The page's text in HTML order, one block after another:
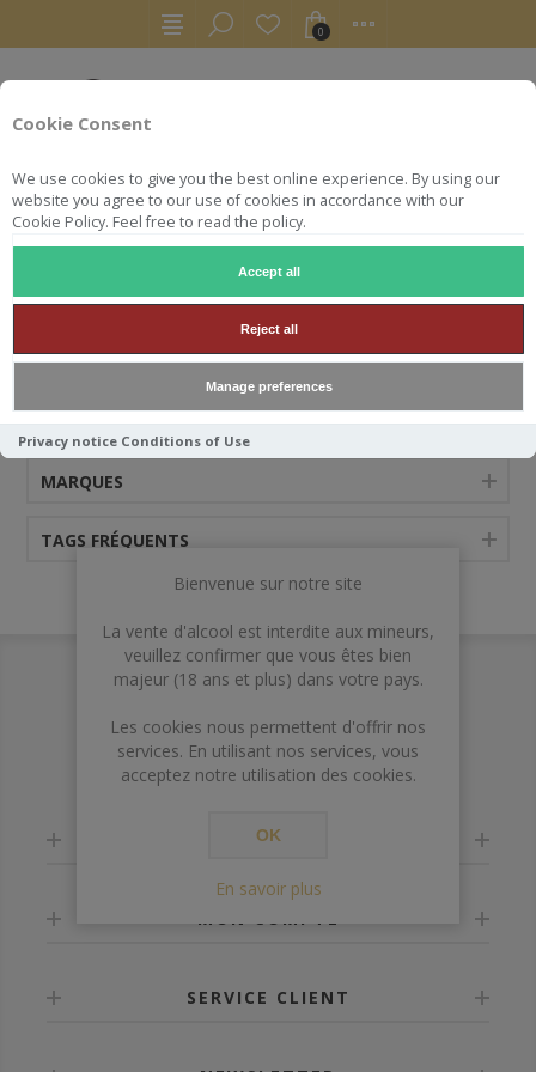
Cookie Consent
We use cookies to give you the best online experience. By using our
website you agree to our use of cookies in accordance with our
Cookie Policy. Feel free to read the policy.
Accept all
Reject all
Manage preferences
Privacy notice Conditions of Use
0
LE COMPTOIR AFRICAIN
CATÉGORIES
MARQUES
TAGS FRÉQUENTS
INFORMATION
MON COMPTE
SERVICE CLIENT
Bienvenue sur notre site
La vente d'alcool est interdite aux mineurs,
veuillez confirmer que vous êtes bien
majeur (18 ans et plus) dans votre pays.
Les cookies nous permettent d'offrir nos
services. En utilisant nos services, vous
acceptez notre utilisation des cookies.
OK
En savoir plus